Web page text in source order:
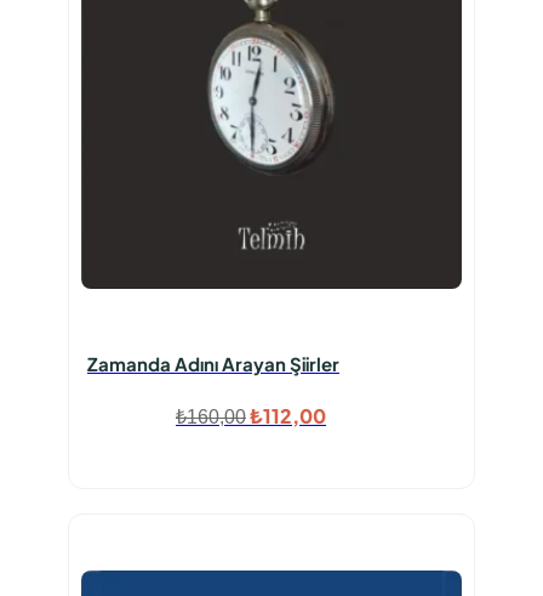
Zamanda Adını Arayan Şiirler
₺160,00Orijinal
₺112,00Şu